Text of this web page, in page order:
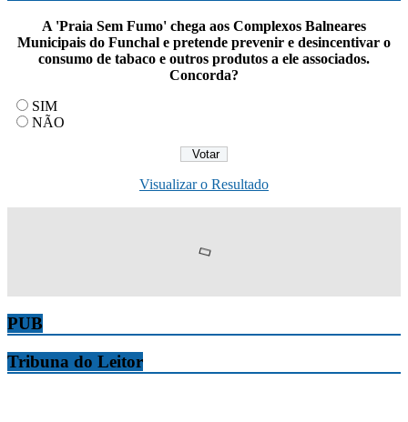
A 'Praia Sem Fumo' chega aos Complexos Balneares
Municipais do Funchal e pretende prevenir e desincentivar o
consumo de tabaco e outros produtos a ele associados.
Concorda?
SIM
NÃO
Visualizar o Resultado
PUB
Tribuna do Leitor